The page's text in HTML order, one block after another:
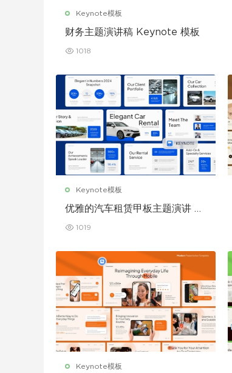
Keynote模板
财务主题演讲稿 Keynote 模板
1018
Keynote模板
优雅的汽车租赁甲板主题演讲 K
1019
Keynote模板